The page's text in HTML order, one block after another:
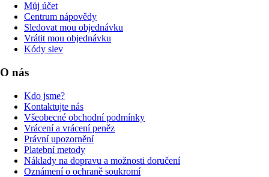
Můj účet
Centrum nápovědy
Sledovat mou objednávku
Vrátit mou objednávku
Kódy slev
O nás
Kdo jsme?
Kontaktujte nás
Všeobecné obchodní podmínky
Vrácení a vrácení peněz
Právní upozornění
Platební metody
Náklady na dopravu a možnosti doručení
Oznámení o ochraně soukromí